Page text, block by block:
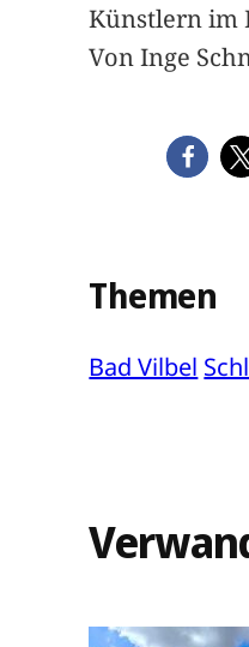
Künstlern im
Von Inge
Themen
Bad Vilbel